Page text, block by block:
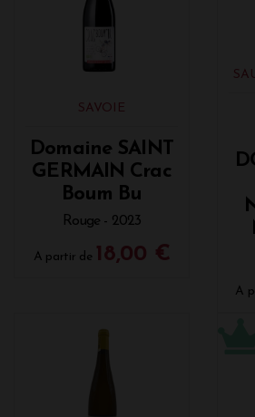
SAVOIE
Domaine SAINT
GERMAIN Crac
Boum Bu
Rouge - 2023
A partir de 18,00 €
A